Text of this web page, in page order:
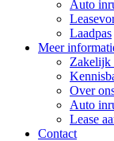
Auto
Laadpas
Meer
Zakelijk
Over
Auto
Lease
Contact